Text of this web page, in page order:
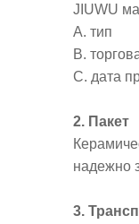
JIUWU
А. тип
B.
C. дата
2. Пакет
надежно
3.